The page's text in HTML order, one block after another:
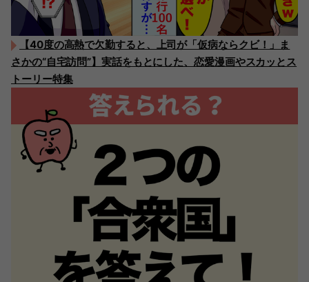
【40度の高熱で欠勤すると、上司が「仮病ならクビ！」ま
さかの“自宅訪問”】実話をもとにした、恋愛漫画やスカッとス
トーリー特集